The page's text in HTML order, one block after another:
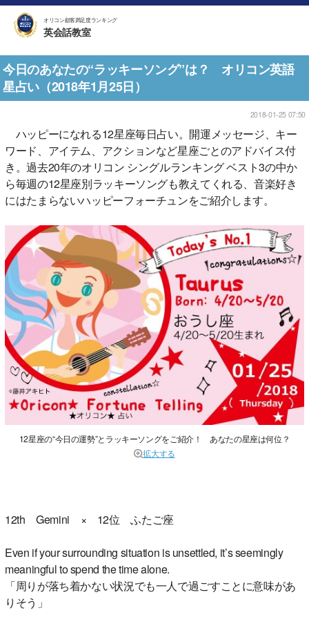
オリコン顧客満足度ランキング
英会話教室
今日のあなたの“ラッキーソング”は？ オリコン英語
星占い（2018年1月25日）
2018-01-25 07:50
ハッピーになれる12星座毎日占い。開運メッセージ、キー
ワード、アイテム、アクションなど星座ごとのアドバイス付
き。過去20年のオリコン シングルランキング ベスト3の中か
ら毎週の12星座別ラッキーソングも教えてくれる、音楽好き
にはたまらないハッピーフォーチュンをご紹介します。
12星座の“今日の運勢”とラッキーソングをご紹介！ あなたの星座は何位？
拡大する
12th Gemini × 12位 ふたご座
Even if your surrounding situation is unsettled, it’s seemingly
meaningful to spend the time alone.
「周りが落ち着かない状況でも一人で過ごすことに意味があ
りそう」